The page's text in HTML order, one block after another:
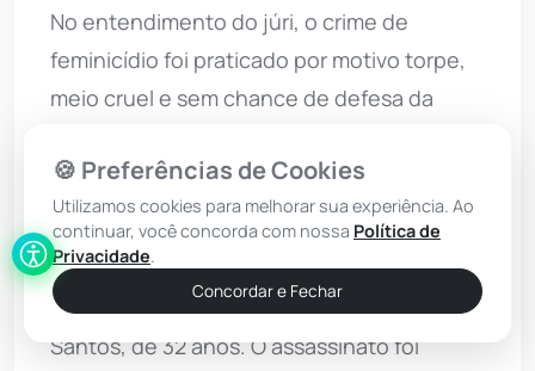
No entendimento do júri, o crime de
feminicídio foi praticado por motivo torpe,
meio cruel e sem chance de defesa da
pela equipe da TV Subaé na época do
crime, o réu disse que o homicídio foi
motivado por ciúmes.
A vítima do crime foi Rafaela Ramos dos
Santos, de 32 anos. O assassinato foi
🍪 Preferências de Cookies
Utilizamos cookies para melhorar sua experiência. Ao
continuar, você concorda com nossa Política de
Privacidade.
Concordar e Fechar